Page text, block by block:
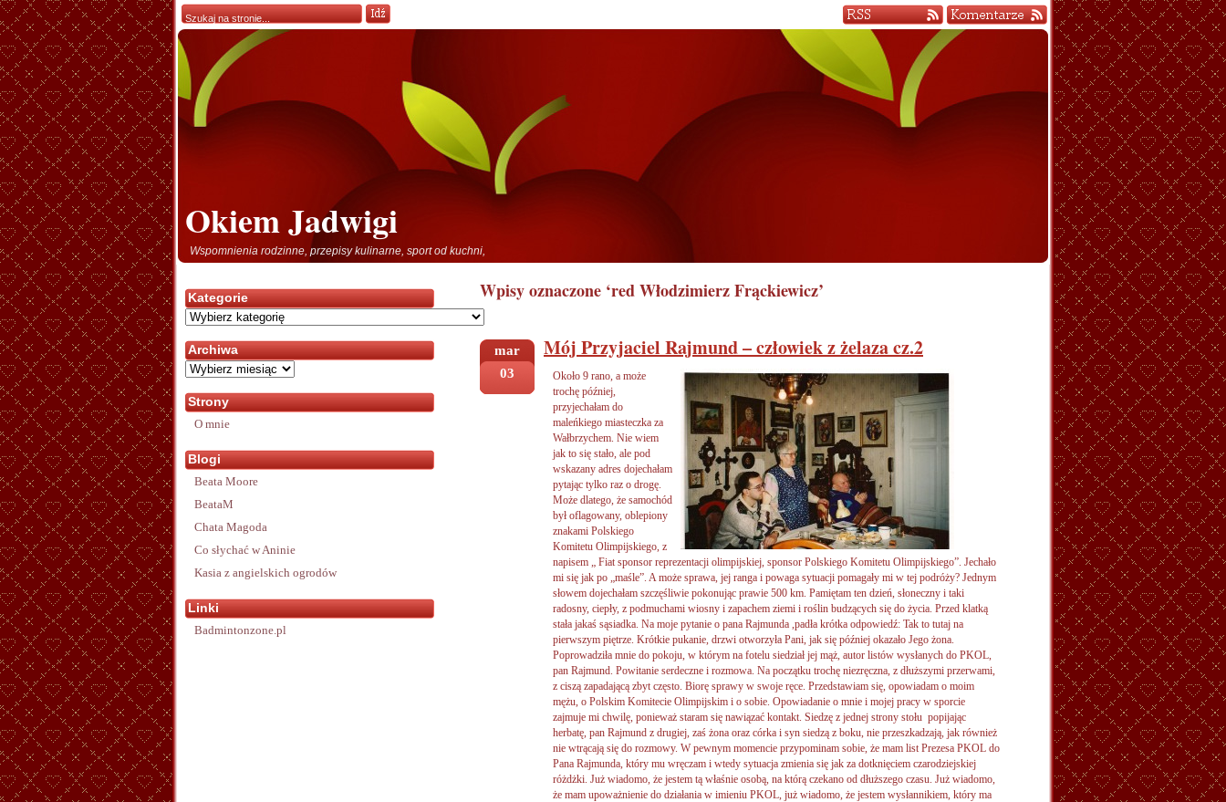
Okiem Jadwigi
Wspomnienia rodzinne, przepisy kulinarne, sport od kuchni,
Wpisy oznaczone ‘red Włodzimierz Frąckiewicz’
mar
03
Mój Przyjaciel Rajmund – człowiek z żelaza cz.2
Około 9 rano, a może
trochę później,
przyjechałam do
maleńkiego miasteczka za
Wałbrzychem. Nie wiem
jak to się stało, ale pod
wskazany adres dojechałam
pytając tylko raz o drogę.
Może dlatego, że samochód
był oflagowany, oblepiony
znakami Polskiego
Komitetu Olimpijskiego, z
napisem „ Fiat sponsor reprezentacji olimpijskiej, sponsor Polskiego Komitetu Olimpijskiego”. Jechało
mi się jak po „maśle”. A może sprawa, jej ranga i powaga sytuacji pomagały mi w tej podróży? Jednym
słowem dojechałam szczęśliwie pokonując prawie 500 km. Pamiętam ten dzień, słoneczny i taki
radosny, ciepły, z podmuchami wiosny i zapachem ziemi i roślin budzących się do życia. Przed klatką
stała jakaś sąsiadka. Na moje pytanie o pana Rajmunda ,padła krótka odpowiedź: Tak to tutaj na
pierwszym piętrze. Krótkie pukanie, drzwi otworzyła Pani, jak się później okazało Jego żona.
Poprowadziła mnie do pokoju, w którym na fotelu siedział jej mąż, autor listów wysłanych do PKOL,
pan Rajmund. Powitanie serdeczne i rozmowa. Na początku trochę niezręczna, z dłuższymi przerwami,
z ciszą zapadającą zbyt często. Biorę sprawy w swoje ręce. Przedstawiam się, opowiadam o moim
mężu, o Polskim Komitecie Olimpijskim i o sobie. Opowiadanie o mnie i mojej pracy w sporcie
zajmuje mi chwilę, ponieważ staram się nawiązać kontakt. Siedzę z jednej strony stołu popijając
herbatę, pan Rajmund z drugiej, zaś żona oraz córka i syn siedzą z boku, nie przeszkadzają, jak również
nie wtrącają się do rozmowy. W pewnym momencie przypominam sobie, że mam list Prezesa PKOL do
Pana Rajmunda, który mu wręczam i wtedy sytuacja zmienia się jak za dotknięciem czarodziejskiej
różdżki. Już wiadomo, że jestem tą właśnie osobą, na którą czekano od dłuższego czasu. Już wiadomo,
że mam upoważnienie do działania w imieniu PKOL, już wiadomo, że jestem wysłannikiem, który ma
Kategorie
Kategorie
Archiwa
Archiwa
Strony
O mnie
Blogi
Beata Moore
BeataM
Chata Magoda
Co słychać w Aninie
Kasia z angielskich ogrodów
Linki
Badmintonzone.pl